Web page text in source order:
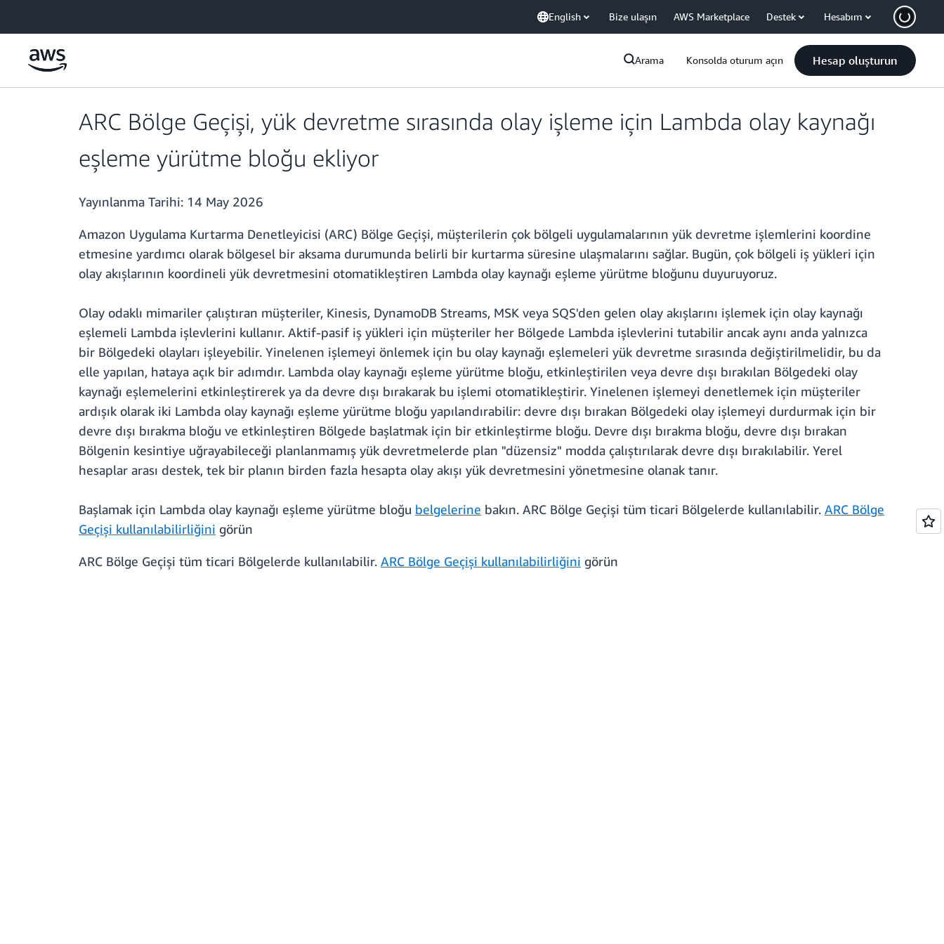
English Bize ulaşın AWS Marketplace Destek Hesabım
Arama Konsolda oturum açın Hesap oluşturun
ARC Bölge Geçişi, yük devretme sırasında olay işleme için Lambda olay kaynağı
eşleme yürütme bloğu ekliyor
Yayınlanma Tarihi: 14 May 2026
Amazon Uygulama Kurtarma Denetleyicisi (ARC) Bölge Geçişi, müşterilerin çok bölgeli uygulamalarının yük devretme işlemlerini koordine
etmesine yardımcı olarak bölgesel bir aksama durumunda belirli bir kurtarma süresine ulaşmalarını sağlar. Bugün, çok bölgeli iş yükleri için
olay akışlarının koordineli yük devretmesini otomatikleştiren Lambda olay kaynağı eşleme yürütme bloğunu duyuruyoruz.
Olay odaklı mimariler çalıştıran müşteriler, Kinesis, DynamoDB Streams, MSK veya SQS'den gelen olay akışlarını işlemek için olay kaynağı
eşlemeli Lambda işlevlerini kullanır. Aktif-pasif iş yükleri için müşteriler her Bölgede Lambda işlevlerini tutabilir ancak aynı anda yalnızca
bir Bölgedeki olayları işleyebilir. Yinelenen işlemeyi önlemek için bu olay kaynağı eşlemeleri yük devretme sırasında değiştirilmelidir, bu da
elle yapılan, hataya açık bir adımdır. Lambda olay kaynağı eşleme yürütme bloğu, etkinleştirilen veya devre dışı bırakılan Bölgedeki olay
kaynağı eşlemelerini etkinleştirerek ya da devre dışı bırakarak bu işlemi otomatikleştirir. Yinelenen işlemeyi denetlemek için müşteriler
ardışık olarak iki Lambda olay kaynağı eşleme yürütme bloğu yapılandırabilir: devre dışı bırakan Bölgedeki olay işlemeyi durdurmak için bir
devre dışı bırakma bloğu ve etkinleştiren Bölgede başlatmak için bir etkinleştirme bloğu. Devre dışı bırakma bloğu, devre dışı bırakan
Bölgenin kesintiye uğrayabileceği planlanmamış yük devretmelerde plan "düzensiz" modda çalıştırılarak devre dışı bırakılabilir. Yerel
hesaplar arası destek, tek bir planın birden fazla hesapta olay akışı yük devretmesini yönetmesine olanak tanır.
Başlamak için Lambda olay kaynağı eşleme yürütme bloğu belgelerine bakın. ARC Bölge Geçişi tüm ticari Bölgelerde kullanılabilir. ARC Bölge
Geçişi kullanılabilirliğini görün
ARC Bölge Geçişi tüm ticari Bölgelerde kullanılabilir. ARC Bölge Geçişi kullanılabilirliğini görün